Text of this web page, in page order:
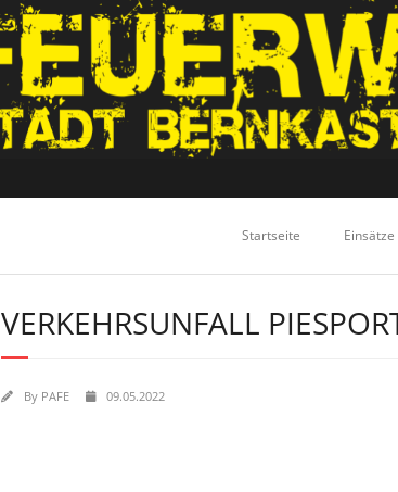
Startseite Einsätze
VERKEHRSUNFALL
By PAFE 09.05.2022